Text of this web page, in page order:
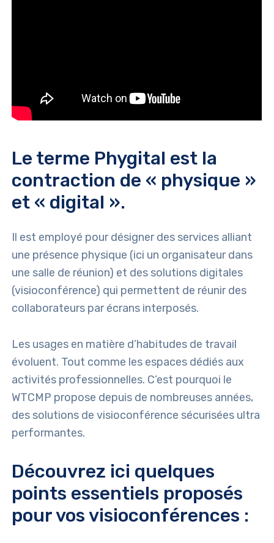
Le terme Phygital est la
contraction de « physique »
et « digital ».
Il est employé pour désigner des services alliant
une présence physique (ici un organisateur dans
une salle de réunion) et des solutions digitales
(visioconférence) qui permettent de réunir des
collaborateurs par écrans interposés.
Les usages en matière d’habitudes de travail
évoluent. Tout comme les espaces dédiés aux
activités professionnelles. C’est pourquoi le
WTCMP propose depuis de nombreuses années,
des solutions de visioconférence sécurisées ultra
performantes.
Découvrez ici quelques
points essentiels proposés
pour vos visioconférences :